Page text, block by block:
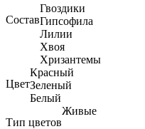
Состав
Гвоздики
Гипсофила
Лилии
Хвоя
Хризантемы
Цвет
Красный
Зеленый
Белый
Тип цветов
Живые